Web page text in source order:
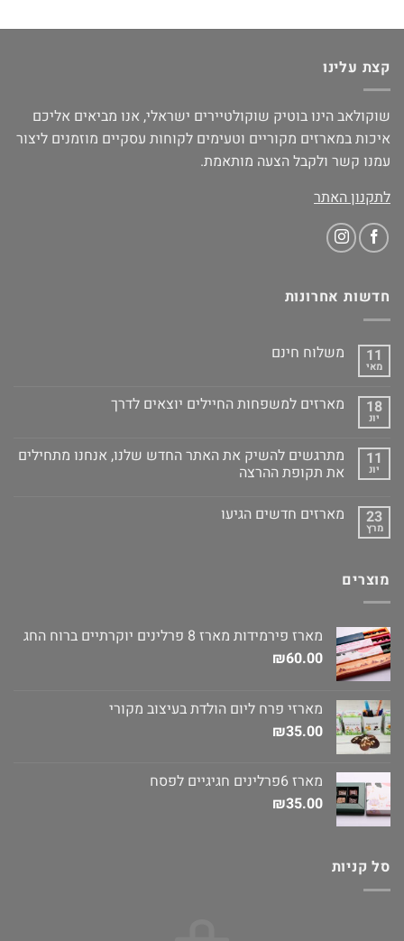
קצת עלינו
שוקולאב הינו בוטיק שוקולטיירים ישראלי, אנו מביאים אליכם
איכות במארזים מקוריים וטעימים לקוחות עסקיים מוזמנים ליצור
עמנו קשר ולקבל הצעה מותאמת.
לתקנון האתר
חדשות אחרונות
11
מאי
משלוח חינם
18
יונ
מארזים למשפחות החיילים יוצאים לדרך
11
יונ
מתרגשים להשיק את האתר החדש שלנו, אנחנו מתחילים
את תקופת ההרצה
23
מרץ
מארזים חדשים הגיעו
מוצרים
מארז פירמידות מארז 8 פרלינים יוקרתיים ברוח החג
₪60.00
מארזי פרח ליום הולדת בעיצוב מקורי
₪35.00
מארז 6פרלינים חגיגיים לפסח
₪35.00
סל קניות